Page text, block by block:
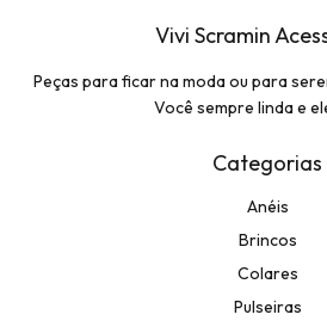
Vivi Scramin
Peças para ficar na moda ou para
Você sempre linda e
Categorias
Anéis
Brincos
Colares
Pulseiras